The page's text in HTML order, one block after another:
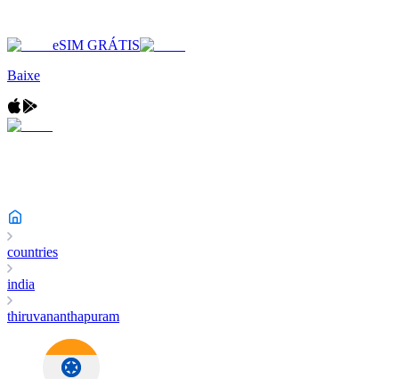
eSIM GRÁTIS
Baixe
countries
india
thiruvananthapuram